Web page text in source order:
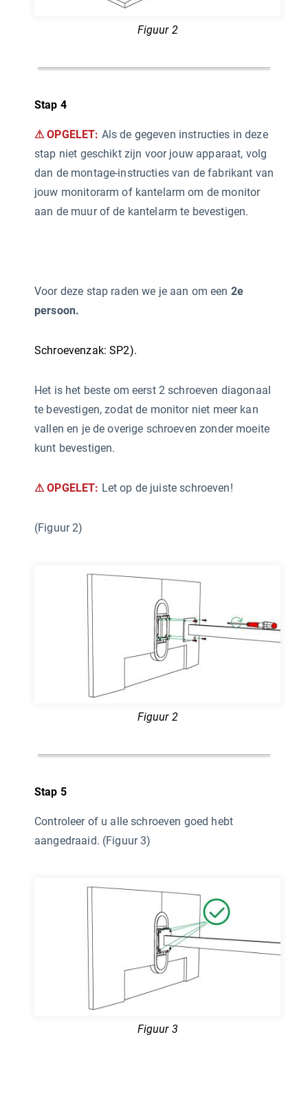
Figuur 2
Stap 4
⚠ OPGELET: Als de gegeven instructies in deze
stap niet geschikt zijn voor jouw apparaat, volg
dan de montage-instructies van de fabrikant van
jouw monitorarm of kantelarm om de monitor
aan de muur of de kantelarm te bevestigen.
Voor deze stap raden we je aan om een 2e
persoon.
Schroevenzak: SP2).
Het is het beste om eerst 2 schroeven diagonaal
te bevestigen, zodat de monitor niet meer kan
vallen en je de overige schroeven zonder moeite
kunt bevestigen.
⚠ OPGELET: Let op de juiste schroeven!
(Figuur 2)
Figuur 2
Stap 5
Controleer of u alle schroeven goed hebt
aangedraaid. (Figuur 3)
Figuur 3